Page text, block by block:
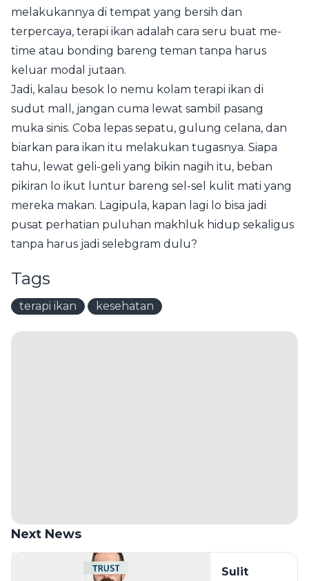
melakukannya di tempat yang bersih dan
terpercaya, terapi ikan adalah cara seru buat me-
time atau bonding bareng teman tanpa harus
keluar modal jutaan.
Jadi, kalau besok lo nemu kolam terapi ikan di
sudut mall, jangan cuma lewat sambil pasang
muka sinis. Coba lepas sepatu, gulung celana, dan
biarkan para ikan itu melakukan tugasnya. Siapa
tahu, lewat geli-geli yang bikin nagih itu, beban
pikiran lo ikut luntur bareng sel-sel kulit mati yang
mereka makan. Lagipula, kapan lagi lo bisa jadi
pusat perhatian puluhan makhluk hidup sekaligus
tanpa harus jadi selebgram dulu?
Tags
terapi ikan kesehatan
Next News
Sulit